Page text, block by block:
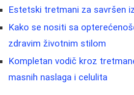
Estetski tretmani za savršen
Kako se nositi sa
zdravim životnim stilom
Kompletan vodič kroz
masnih naslaga i celulita